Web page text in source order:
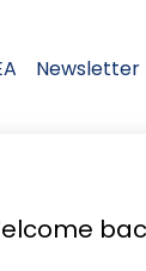
Newsletter